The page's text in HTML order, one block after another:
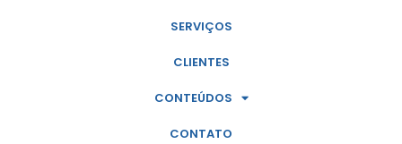
SERVIÇOS
CLIENTES
CONTEÚDOS
CONTATO